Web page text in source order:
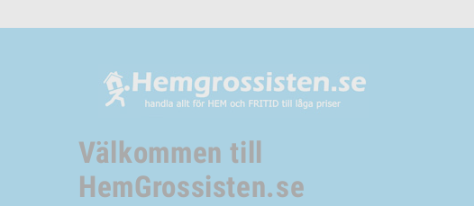
Välkommen till
HemGrossisten.se